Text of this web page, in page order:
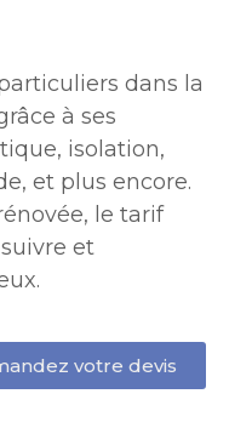
dans la
à ses
isolation,
et plus encore.
le tarif
et
votre devis